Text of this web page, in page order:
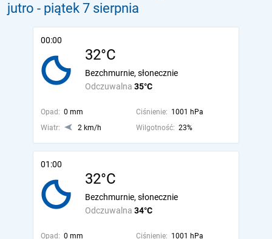
jutro - piątek 7 sierpnia
00:00
32°C
Odczuwalna 35°C
Bezchmurnie, słonecznie
Opad: 0 mm Ciśnienie: 1001 hPa
Wiatr:
2 km/h Wilgotność: 23%
01:00
32°C
Odczuwalna 34°C
Bezchmurnie, słonecznie
Opad: 0 mm Ciśnienie: 1001 hPa